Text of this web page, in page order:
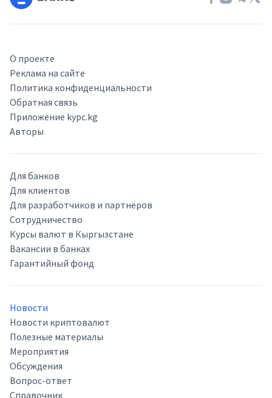
О проекте
Реклама на сайте
Политика конфиденциальности
Обратная связь
Приложение kypc.kg
Авторы
Для банков
Для клиентов
Для разработчиков и партнёров
Сотрудничество
Курсы валют в Кыргызстане
Вакансии в банках
Гарантийный фонд
Новости
Новости криптовалют
Полезные материалы
Мероприятия
Обсуждения
Вопрос-ответ
Справочник